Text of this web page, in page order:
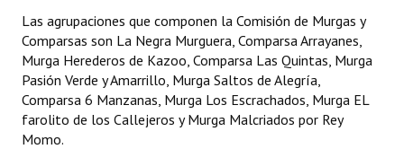
Las agrupaciones que componen la Comisión de Murgas y
Comparsas son La Negra Murguera, Comparsa Arrayanes,
Murga Herederos de Kazoo, Comparsa Las Quintas, Murga
Pasión Verde y Amarrillo, Murga Saltos de Alegría,
Comparsa 6 Manzanas, Murga Los Escrachados, Murga EL
farolito de los Callejeros y Murga Malcriados por Rey
Momo.